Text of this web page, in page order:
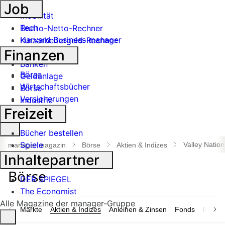
Mobilität
Tech
Harvard Business manager
Handel
Banken
Geldanlage
Börse
Industrie
Suche
öffnen
manager magazin Börse Aktien & Indizes Valley
Märkte Aktien & Indizes Anleihen & Zinsen Fonds
Job
Brutto-Netto-Rechner
Kurzarbeitergeld-Rechner
Finanzen
Börse
Wirtschaftsbücher
Versicherungen
Freizeit
Bücher bestellen
Spiele
Inhaltepartner
DER SPIEGEL
The Economist
Alle Magazine der manager-Gruppe